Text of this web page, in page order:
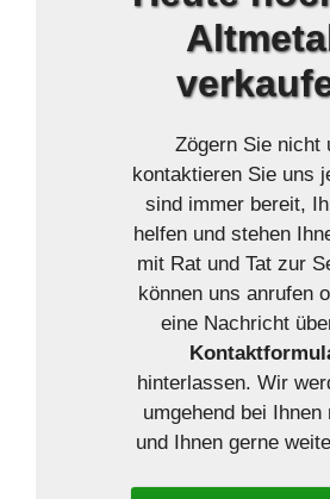
Zögern Sie nicht
kontaktieren Sie uns
sind immer bereit,
helfen und stehen
mit Rat und Tat zur
können uns anrufen
eine Nachricht
hinterlassen. Wir
umgehend bei Ihnen
und Ihnen gerne